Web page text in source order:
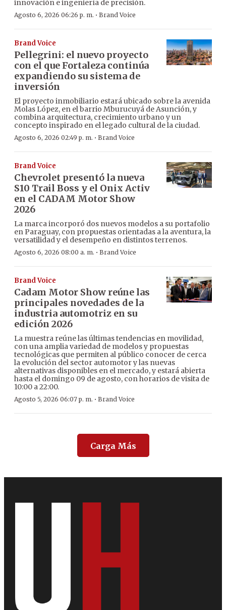
innovación e ingeniería de precisión.
Agosto 6, 2026 06:26 p. m. · Brand Voice
Brand Voice
Pellegrini: el nuevo proyecto
con el que Fortaleza continúa
expandiendo su sistema de
inversión
El proyecto inmobiliario estará ubicado sobre la avenida
Molas López, en el barrio Mburucuyá de Asunción, y
combina arquitectura, crecimiento urbano y un
concepto inspirado en el legado cultural de la ciudad.
Agosto 6, 2026 02:49 p. m. · Brand Voice
Brand Voice
Chevrolet presentó la nueva
S10 Trail Boss y el Onix Activ
en el CADAM Motor Show
2026
La marca incorporó dos nuevos modelos a su portafolio
en Paraguay, con propuestas orientadas a la aventura, la
versatilidad y el desempeño en distintos terrenos.
Agosto 6, 2026 08:00 a. m. · Brand Voice
Brand Voice
Cadam Motor Show reúne las
principales novedades de la
industria automotriz en su
edición 2026
La muestra reúne las últimas tendencias en movilidad,
con una amplia variedad de modelos y propuestas
tecnológicas que permiten al público conocer de cerca
la evolución del sector automotor y las nuevas
alternativas disponibles en el mercado, y estará abierta
hasta el domingo 09 de agosto, con horarios de visita de
10:00 a 22:00.
Agosto 5, 2026 06:07 p. m. · Brand Voice
Carga Más